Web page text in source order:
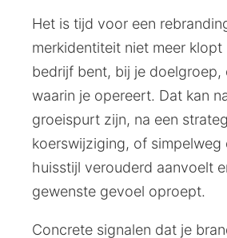
Het is tijd voor een
merkidentiteit niet meer klopt
bedrijf bent, bij je doelgroep,
waarin je opereert. Dat kan
groeispurt zijn, na een
koerswijziging, of simpelweg
huisstijl verouderd aanvoelt
gewenste gevoel oproept.
Concrete signalen dat je